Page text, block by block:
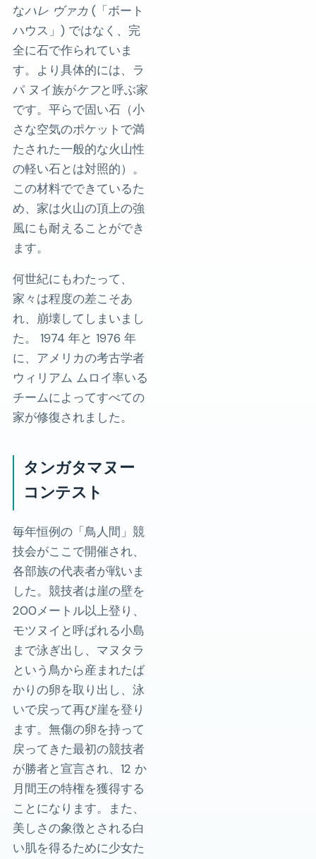
なハレ ヴァカ(「ボート
ハウス」) ではなく、完
全に石で作られていま
す。より具体的には、ラ
パ ヌイ族がケフと呼ぶ家
です。平らで固い石（小
さな空気のポケットで満
たされた一般的な火山性
の軽い石とは対照的）。
この材料でできているた
め、家は火山の頂上の強
風にも耐えることができ
ます。
何世紀にもわたって、
家々は程度の差こそあ
れ、崩壊してしまいまし
た。 1974 年と 1976 年
に、アメリカの考古学者
ウィリアム ムロイ率いる
チームによってすべての
家が修復されました。
タンガタマヌー
コンテスト
毎年恒例の「鳥人間」競
技会がここで開催され、
各部族の代表者が戦いま
した。競技者は崖の壁を
200メートル以上登り、
モツヌイと呼ばれる小島
まで泳ぎ出し、マヌタラ
という鳥から産まれたば
かりの卵を取り出し、泳
いで戻って再び崖を登り
ます。無傷の卵を持って
戻ってきた最初の競技者
が勝者と宣言され、12 か
月間王の特権を獲得する
ことになります。また、
美しさの象徴とされる白
い肌を得るために少女た